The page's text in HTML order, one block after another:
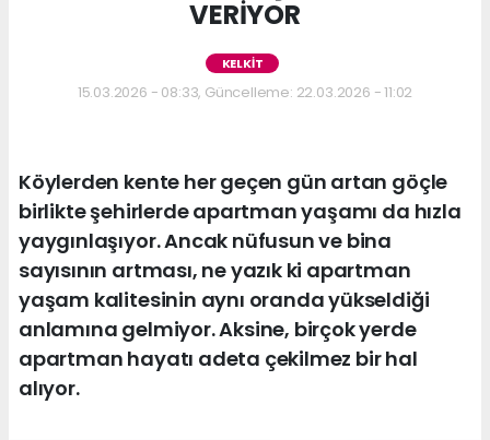
VERİYOR
KELKİT
15.03.2026 - 08:33, Güncelleme: 22.03.2026 - 11:02
Köylerden kente her geçen gün artan göçle
birlikte şehirlerde apartman yaşamı da hızla
yaygınlaşıyor. Ancak nüfusun ve bina
sayısının artması, ne yazık ki apartman
yaşam kalitesinin aynı oranda yükseldiği
anlamına gelmiyor. Aksine, birçok yerde
apartman hayatı adeta çekilmez bir hal
alıyor.